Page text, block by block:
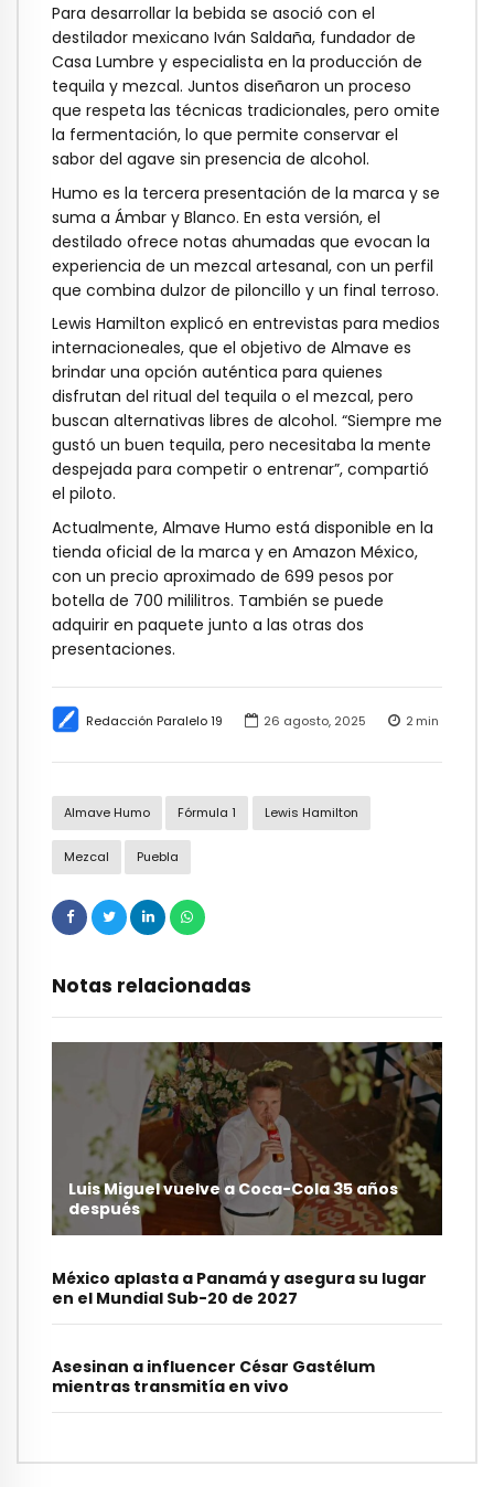
Redacción Paralelo 19 26 agosto, 2025 2 min
Almave Humo Fórmula 1 Lewis Hamilton
Mezcal Puebla
Notas relacionadas
Luis Miguel vuelve a Coca-Cola 35 años
después
México aplasta a Panamá y asegura su lugar
en el Mundial Sub-20 de 2027
Asesinan a influencer César Gastélum
mientras transmitía en vivo
Para desarrollar la bebida se asoció con el
destilador mexicano Iván Saldaña, fundador de
Casa Lumbre y especialista en la producción de
tequila y mezcal. Juntos diseñaron un proceso
que respeta las técnicas tradicionales, pero omite
la fermentación, lo que permite conservar el
sabor del agave sin presencia de alcohol.
Humo es la tercera presentación de la marca y se
suma a Ámbar y Blanco. En esta versión, el
destilado ofrece notas ahumadas que evocan la
experiencia de un mezcal artesanal, con un perfil
que combina dulzor de piloncillo y un final terroso.
Lewis Hamilton explicó en entrevistas para medios
internacioneales, que el objetivo de Almave es
brindar una opción auténtica para quienes
disfrutan del ritual del tequila o el mezcal, pero
buscan alternativas libres de alcohol. “Siempre me
gustó un buen tequila, pero necesitaba la mente
despejada para competir o entrenar”, compartió
el piloto.
Actualmente, Almave Humo está disponible en la
tienda oficial de la marca y en Amazon México,
con un precio aproximado de 699 pesos por
botella de 700 mililitros. También se puede
adquirir en paquete junto a las otras dos
presentaciones.